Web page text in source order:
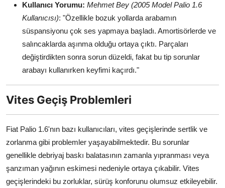
Kullanıcı Yorumu: Mehmet Bey (2005 Model Palio 1.6
Kullanıcısı): "Özellikle bozuk yollarda arabamın
süspansiyonu çok ses yapmaya başladı. Amortisörlerde ve
salıncaklarda aşınma olduğu ortaya çıktı. Parçaları
değiştirdikten sonra sorun düzeldi, fakat bu tip sorunlar
arabayı kullanırken keyfimi kaçırdı."
Vites Geçiş Problemleri
Fiat Palio 1.6'nın bazı kullanıcıları, vites geçişlerinde sertlik ve
zorlanma gibi problemler yaşayabilmektedir. Bu sorunlar
genellikle debriyaj baskı balatasının zamanla yıpranması veya
şanzıman yağının eskimesi nedeniyle ortaya çıkabilir. Vites
geçişlerindeki bu zorluklar, sürüş konforunu olumsuz etkileyebilir.